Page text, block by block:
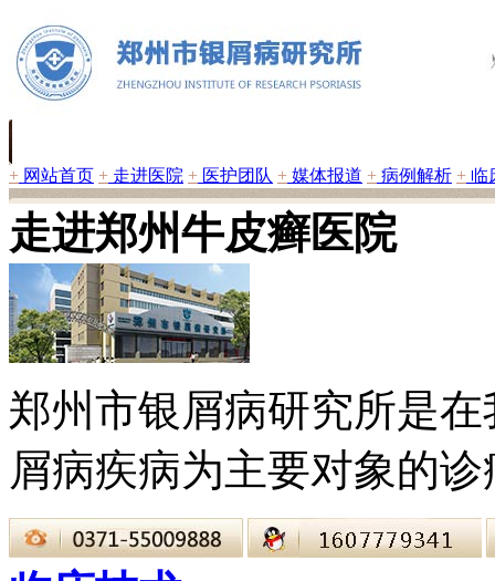
+ 网站首页 + 走进医院 + 医护团队 + 媒体报道 + 病例解析 + 临
走进郑州牛皮癣医院
郑州市银屑病研究所是
屑病疾病为主要对象的